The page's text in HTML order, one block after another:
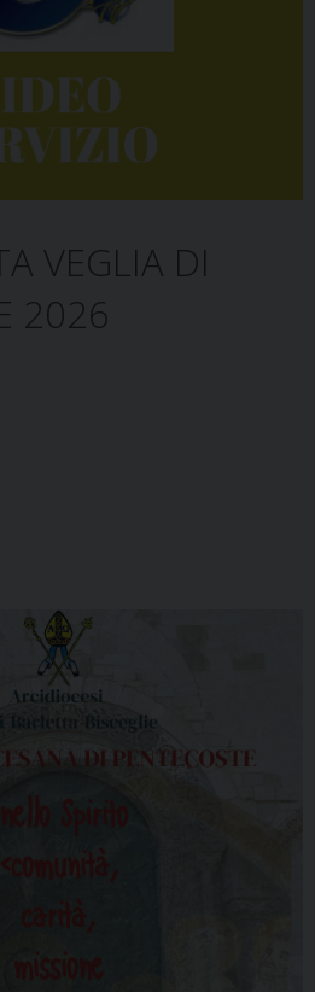
VEGLIA DI
2026